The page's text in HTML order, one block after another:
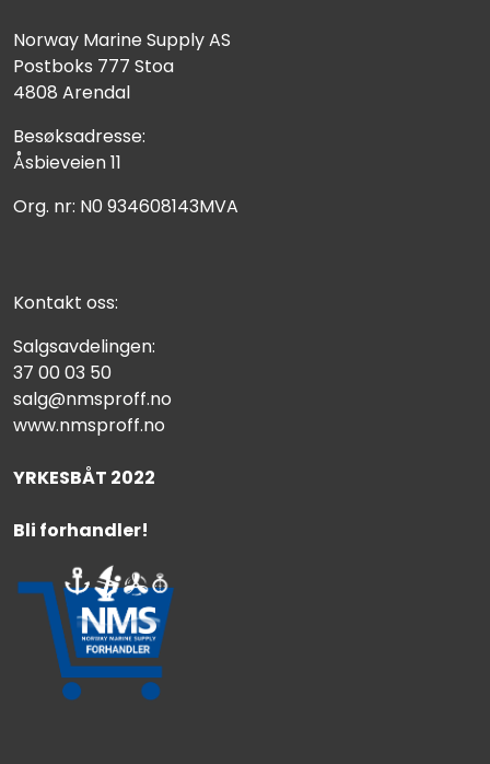
Norway Marine Supply AS
Postboks 777 Stoa
4808 Arendal
Besøksadresse:
Åsbieveien 11
Org. nr: N0 934608143MVA
Kontakt oss:
Salgsavdelingen:
37 00 03 50
salg@nmsproff.no
www.nmsproff.no
YRKESBÅT 2022
Bli forhandler!